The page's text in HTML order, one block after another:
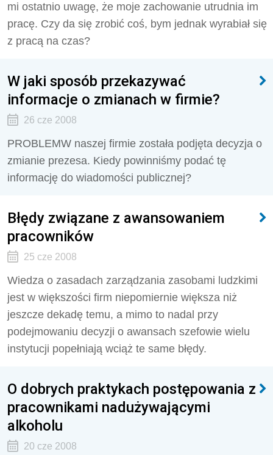
mi ostatnio uwagę, że moje zachowanie utrudnia im
pracę. Czy da się zrobić coś, bym jednak wyrabiał się
z pracą na czas?
W jaki sposób przekazywać
informacje o zmianach w firmie?
26 cze 2008
PROBLEMW naszej firmie została podjęta decyzja o
zmianie prezesa. Kiedy powinniśmy podać tę
informację do wiadomości publicznej?
Błędy związane z awansowaniem
pracowników
25 cze 2008
Wiedza o zasadach zarządzania zasobami ludzkimi
jest w większości firm niepomiernie większa niż
jeszcze dekadę temu, a mimo to nadal przy
podejmowaniu decyzji o awansach szefowie wielu
instytucji popełniają wciąż te same błędy.
O dobrych praktykach postępowania z
pracownikami nadużywającymi
alkoholu
20 cze 2008